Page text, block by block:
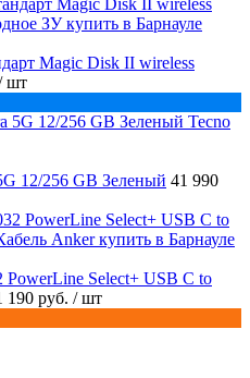
Magic Disk II wireless
шт
12/256 GB Зеленый 41 990
PowerLine Select+ USB C to
190 руб. / шт